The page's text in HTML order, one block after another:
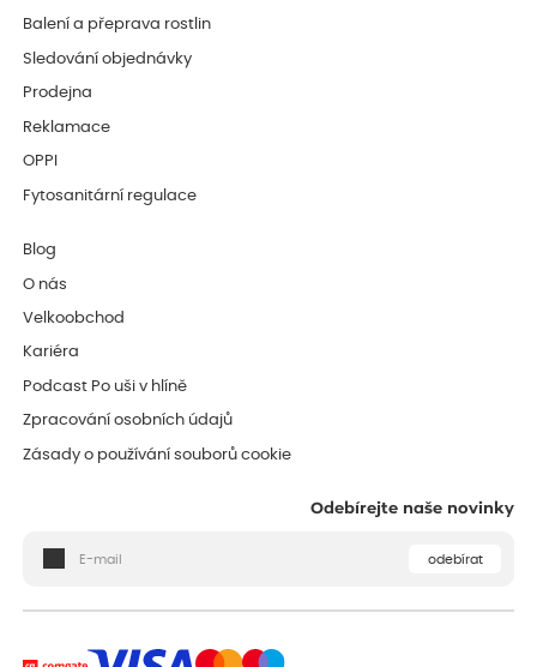
Balení a přeprava rostlin
Sledování objednávky
Prodejna
Reklamace
OPPI
Fytosanitární regulace
Blog
O nás
Velkoobchod
Kariéra
Podcast Po uši v hlíně
Zpracování osobních údajů
Zásady o používání souborů cookie
Odebírejte naše novinky
odebírat